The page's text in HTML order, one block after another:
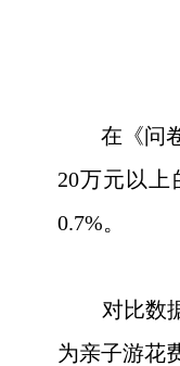
在《问卷
20万元以上
0.7%。
对比数据
为亲子游花